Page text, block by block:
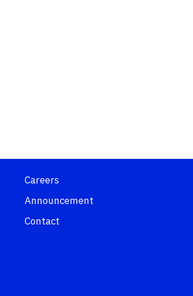
Careers
Announcement
Contact